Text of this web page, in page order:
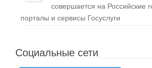
совершается на Российские
порталы и сервисы Госуслуги
Социальные сети